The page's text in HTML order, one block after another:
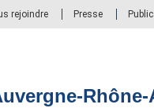
rejoindre Presse